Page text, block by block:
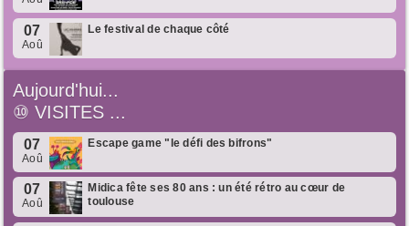
07
Aoû
Le festival de chaque côté
Aujourd'hui...
⑩VISITES ...
07
Aoû
Escape game "le défi des bifrons"
07
Aoû
Midica fête ses 80 ans : un été rétro au cœur de
toulouse